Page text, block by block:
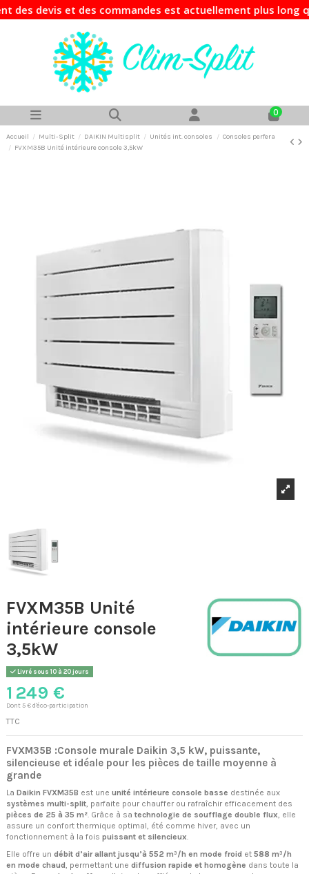
et des commandes est actuellement plus long
0
Accueil Multi-Split DAIKIN Multisplit Unités int. consoles
Consoles perfera
FVXM35B Unité intérieure console 3,5kW
FVXM35B Unité
intérieure console
3,5kW
Livré sous 10 à 20 jours
1 249 €
Dont 5 € d'éco-participation
TTC
FVXM35B :Console murale Daikin 3,5 kW, puissante,
silencieuse et idéale pour les pièces de taille moyenne à
grande
La Daikin FVXM35B est une unité intérieure console basse destinée aux
systèmes multi-split , parfaite pour chauffer ou rafraîchir efficacement des
pièces de 25 à 35 m² . Grâce à sa technologie de soufflage double flux , elle
assure un confort thermique optimal, été comme hiver, avec un
fonctionnement à la fois puissant et silencieux
Elle offre un débit d’air allant jusqu’à 552 m³/h en mode froid et 588 m³/h
en mode chaud, permettant une diffusion rapide et homogène dans toute la